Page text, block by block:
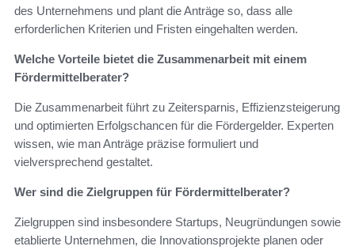
des Unternehmens und plant die Anträge so, dass alle
erforderlichen Kriterien und Fristen eingehalten werden.
Welche Vorteile bietet die Zusammenarbeit mit einem
Fördermittelberater?
Die Zusammenarbeit führt zu Zeitersparnis, Effizienzsteigerung
und optimierten Erfolgschancen für die Fördergelder. Experten
wissen, wie man Anträge präzise formuliert und
vielversprechend gestaltet.
Wer sind die Zielgruppen für Fördermittelberater?
Zielgruppen sind insbesondere Startups, Neugründungen sowie
etablierte Unternehmen, die Innovationsprojekte planen oder